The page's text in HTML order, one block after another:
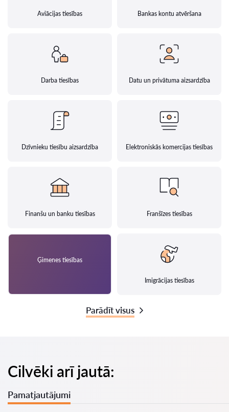
Aviācijas tiesības Bankas kontu atvēršana
Darba tiesības Datu un privātuma aizsardzība
Dzīvnieku tiesību aizsardzība Elektroniskās komercijas tiesības
Finanšu un banku tiesības Franšīzes tiesības
Ģimenes tiesības
Imigrācijas tiesības
Parādīt visus
Cilvēki arī jautā:
Pamatjautājumi